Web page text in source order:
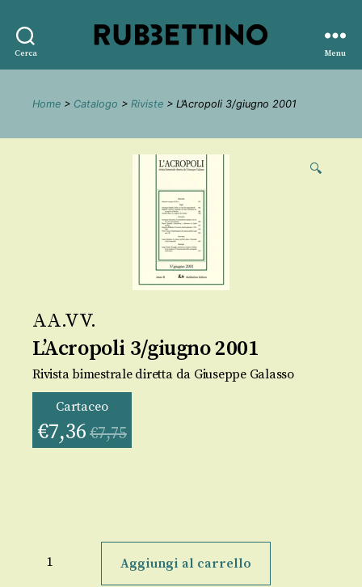
Cerca
editore
Menu
Home > Catalogo > Riviste > L’Acropoli 3/giugno 2001
🔍
AA.VV.
L’Acropoli 3/giugno 2001
Rivista bimestrale diretta da Giuseppe Galasso
Cartaceo
€7,36 €7,75
3/giugno
Aggiungi al carrello